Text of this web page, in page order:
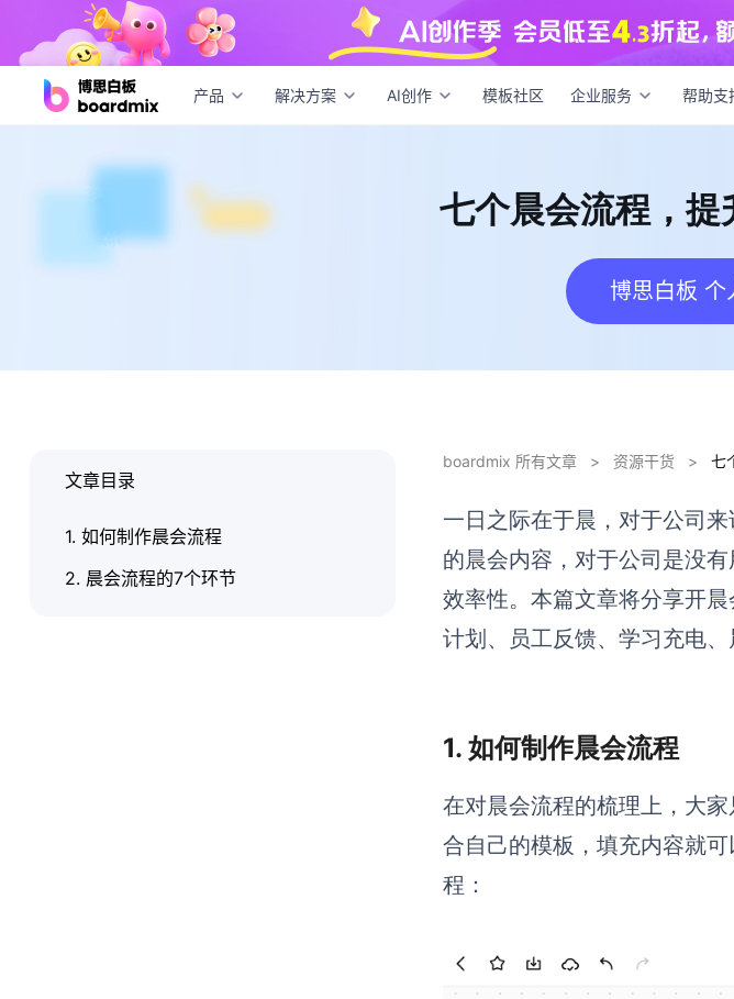
产品 解决方案 AI创作 模板社区 企业服务 帮助支
七个晨会流程，提升员工一天的效率
七个晨会流程，提
博思白板 个
boardmix 所有文章 > 资源干货 > 七
一日之际在于晨，对于公司
的晨会内容，对于公司是没
效率性。本篇文章将分享开
计划、员工反馈、学习充电
1. 如何制作晨会流程
在对晨会流程的梳理上，大
合自己的模板，填充内容就
程：
文章目录
1. 如何制作晨会流程
2. 晨会流程的7个环节